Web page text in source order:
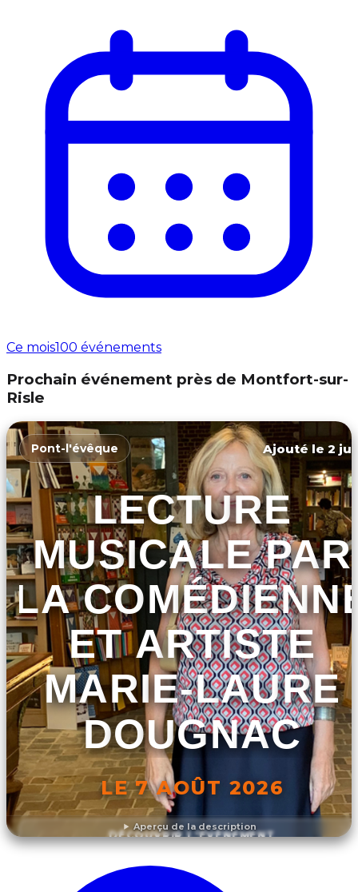
Ce mois100 événements
Prochain événement près de Montfort-sur-
Risle
Aperçu de la description
Pont-l'évêque Ajouté le 2
LECTURE
MUSICALE PAR
LA
ET ARTISTE
MARIE-LAURE
DOUGNAC
LE 7 AOÛT 2026
DÉCOUVRIR L'ÉVÉNEMENT